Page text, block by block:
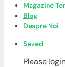
content
Magazine
Blog
Despre Noi
Saved
Please